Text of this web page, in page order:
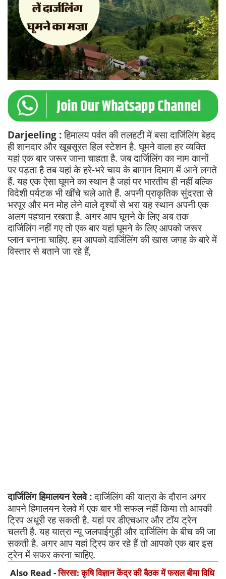
Darjeeling :हिमालय पर्वत की तलहटी में बसा दार्जिलिंग बेहद
ही शानदार और खूबसूरत हिल स्टेशन है. घूमने वाला हर व्यक्ति
यहां एक बार जरूर जाना चाहता है. जब दार्जिलिंग का नाम कानों
पर पड़ता है तब यहां के हरे-भरे चाय के बागान दिमाग में आने लगते
हैं. यह एक ऐसा घूमने का स्थान है जहां पर भारतीय ही नहीं बल्कि
विदेशी पर्यटक भी खींचे चले आते हैं. अपनी प्राकृतिक सुंदरता से
भरपूर और मन मोह लेने वाले दृश्यों से भरा यह स्थान अपनी एक
अलग पहचान रखता है. अगर आप घूमने के लिए अब तक
दार्जिलिंग नहीं गए तो एक बार यहां घूमने के लिए आपको जरूर
प्लान बनाना चाहिए. हम आपको दार्जिलिंग की खास जगह के बारे में
विस्तार से बताने जा रहे हैं,
दार्जिलिंग हिमालयन रेलवे :दार्जिलिंग की यात्रा के दौरान अगर
आपने हिमालयन रेलवे में एक बार भी सफल नहीं किया तो आपकी
ट्रिप अधूरी रह सकती है. यहां पर डीएचआर और टॉय ट्रेन
चलती है. यह यात्रा न्यू जलपाईगुड़ी और दार्जिलिंग के बीच की जा
सकती है. अगर आप यहां ट्रिप कर रहे हैं तो आपको एक बार इस
ट्रेन में सफर करना चाहिए.
Also Read -सिरसा: कृषि विज्ञान केंद्र की बैठक में फसल बीमा विधि